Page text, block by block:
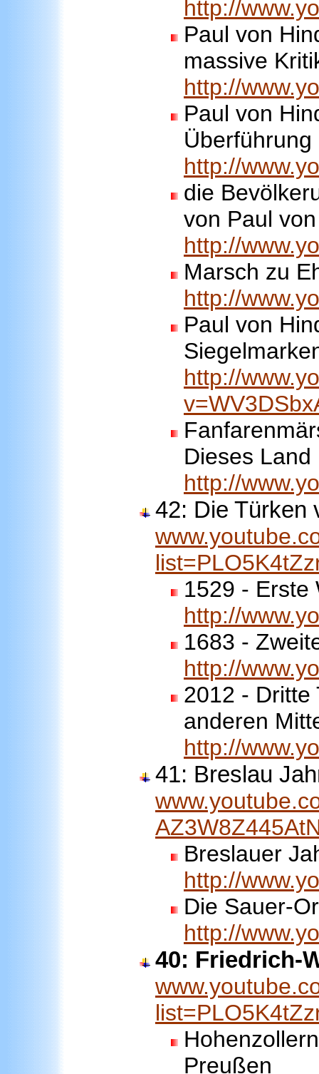
http://
Paul von
massive
http://
Paul von
Überführung
http://
die
von Paul
http://
Marsch zu
http://
Paul von
http://
Dieses
http://
42: Die Türken
1529 - Erste
http://
1683 -
http://
2012 - Dritte
anderen
http://
41: Breslau
Breslauer
http://
Die Sauer-
http://
40: Friedrich-
Preußen